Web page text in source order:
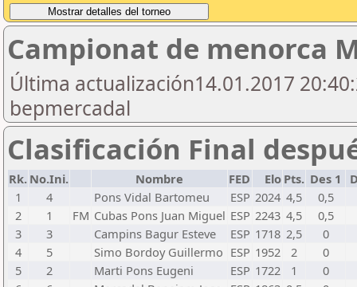
Campionat de menorca
Última actualización14.01.2017
bepmercadal
Clasificación Final
Rk. No.Ini. Nombre FED Elo Pts. Des 1
1
4 Pons Vidal Bartomeu ESP 2024 4,5
0,5
2
1 FM Cubas Pons Juan Miguel ESP 2243 4,5
0,5
3
3 Campins Bagur Esteve ESP 1718 2,5
0
4
5 Simo Bordoy Guillermo ESP 1952 2
0
5
2 Marti Pons Eugeni ESP 1722 1
0